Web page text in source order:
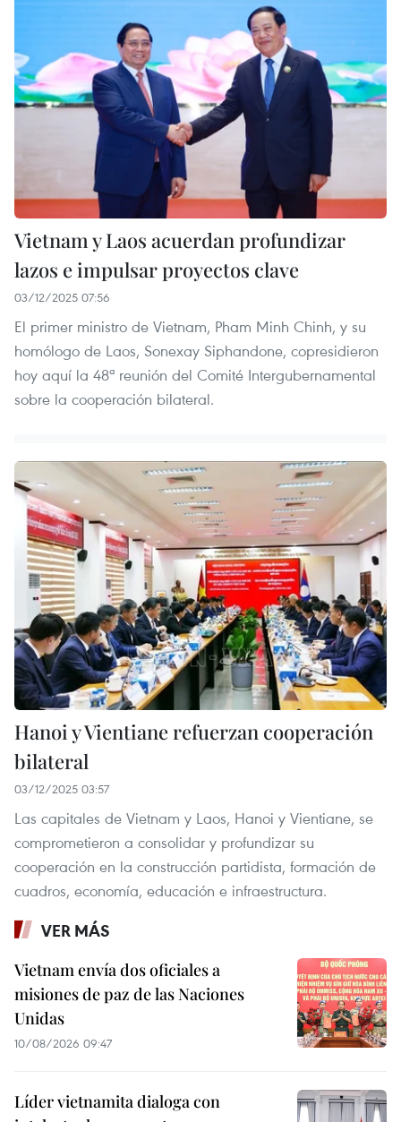
Vietnam y Laos acuerdan profundizar
lazos e impulsar proyectos clave
03/12/2025 07:56
El primer ministro de Vietnam, Pham Minh Chinh, y su
homólogo de Laos, Sonexay Siphandone, copresidieron
hoy aquí la 48ª reunión del Comité Intergubernamental
sobre la cooperación bilateral.
Hanoi y Vientiane refuerzan cooperación
bilateral
03/12/2025 03:57
Las capitales de Vietnam y Laos, Hanoi y Vientiane, se
comprometieron a consolidar y profundizar su
cooperación en la construcción partidista, formación de
cuadros, economía, educación e infraestructura.
VER MÁS
Vietnam envía dos oficiales a
misiones de paz de las Naciones
Unidas
10/08/2026 09:47
Líder vietnamita dialoga con